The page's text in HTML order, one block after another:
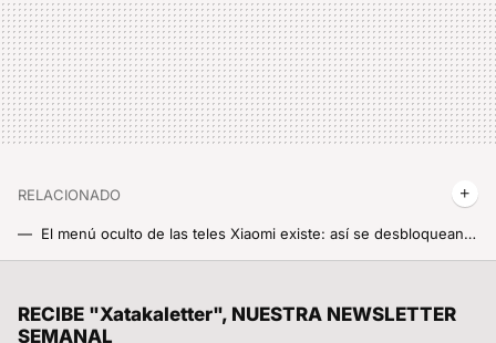
RELACIONADO
El menú oculto de las teles Xiaomi existe: así se desbloquean las funciones que no ves y que son una pasada
RECIBE "Xatakaletter", NUESTRA NEWSLETTER
SEMANAL